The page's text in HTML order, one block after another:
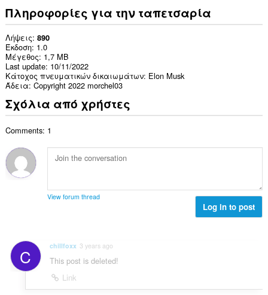
Πληροφορίες για την ταπετσαρία
Λήψεις 890
Έκδοση 1.0
Μέγεθος 1,7 MB
Last update 10/11/2022
Κάτοχος πνευματικών δικαιωμάτων Elon Musk
Άδεια Copyright 2022 morchel03
Σχόλια από χρήστες
Comments: 1
View forum thread
Log in to post
C chillfoxx 3 years ago
This post is deleted!
Link